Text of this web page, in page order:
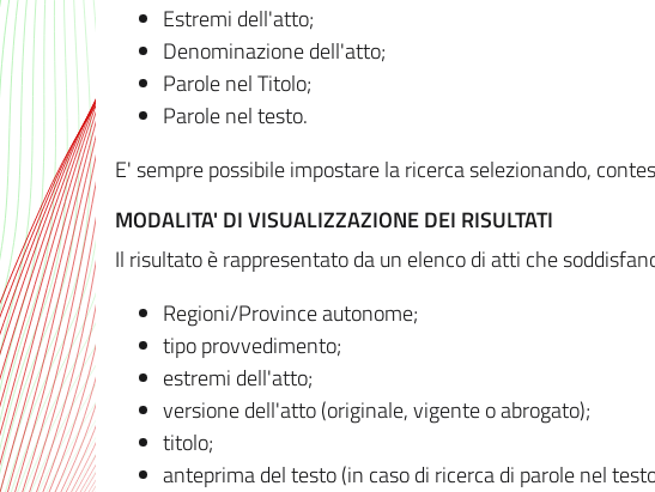
Estremi dell'atto;
Denominazione dell'atto;
Parole nel Titolo;
Parole nel testo.
E' sempre possibile impostare la ricerca selezionando,
MODALITA' DI VISUALIZZAZIONE DEI RISULTATI
Il risultato è rappresentato da un elenco di atti che
Regioni/Province autonome;
tipo provvedimento;
estremi dell'atto;
versione dell'atto (originale, vigente o abrogato);
titolo;
anteprima del testo (in caso di ricerca di parole nel